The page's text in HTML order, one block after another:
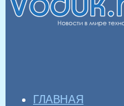
ГЛАВНАЯ